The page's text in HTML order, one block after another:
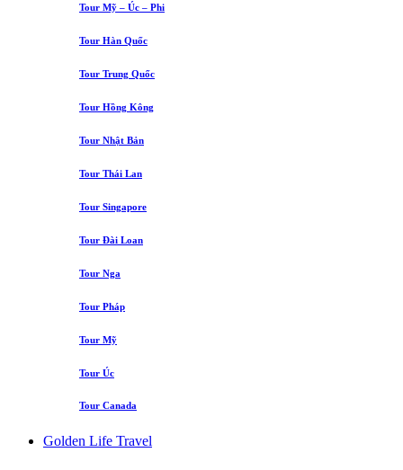
Tour Mỹ – Úc – Phi
Tour Hàn Quốc
Tour Trung Quốc
Tour Hồng Kông
Tour Nhật Bản
Tour Thái Lan
Tour Singapore
Tour Đài Loan
Tour Nga
Tour Pháp
Tour Mỹ
Tour Úc
Tour Canada
Golden Life Travel